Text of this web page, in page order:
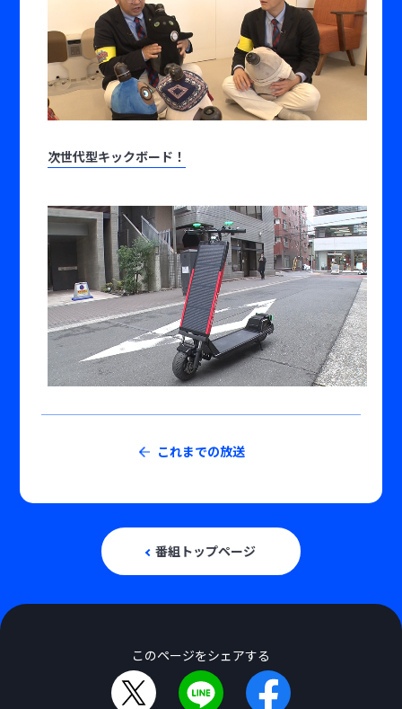
次世代型キックボード！
これまでの放送
番組トップページ
このページをシェアする